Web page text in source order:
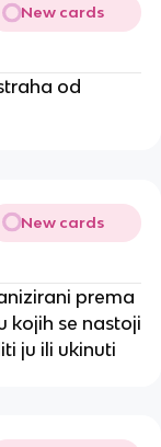
New cards
od
New cards
prema
kojih se nastoji
ju ili ukinuti